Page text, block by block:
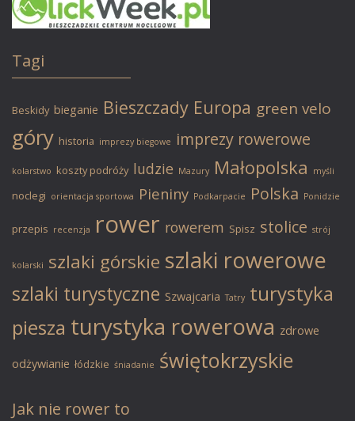
Tagi
Beskidy bieganie Bieszczady Europa green velo
góry historia imprezy biegowe imprezy rowerowe
kolarstwo koszty podróży ludzie Mazury Małopolska myśli
noclegi orientacja sportowa Pieniny Podkarpacie Polska Ponidzie
przepis recenzja rower rowerem Spisz stolice strój
kolarski szlaki górskie szlaki rowerowe
szlaki turystyczne Szwajcaria Tatry turystyka
piesza turystyka rowerowa zdrowe
odżywianie łódzkie śniadanie świętokrzyskie
Jak nie rower to